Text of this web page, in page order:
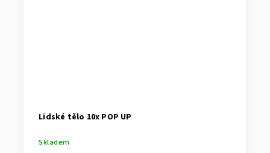
Lidské tělo 10x POP UP
Skladem